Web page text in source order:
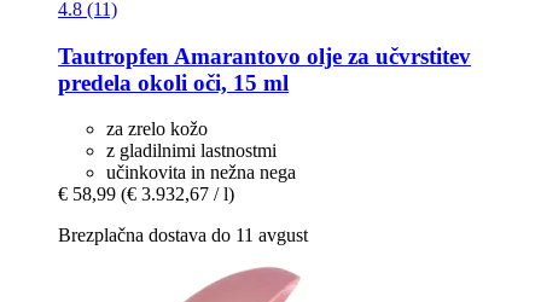
4.8 (11)
Tautropfen Amarantovo olje za učvrstitev
predela okoli oči, 15 ml
za zrelo kožo
z gladilnimi lastnostmi
učinkovita in nežna nega
€ 58,99 (€ 3.932,67 / l)
Brezplačna dostava do 11 avgust